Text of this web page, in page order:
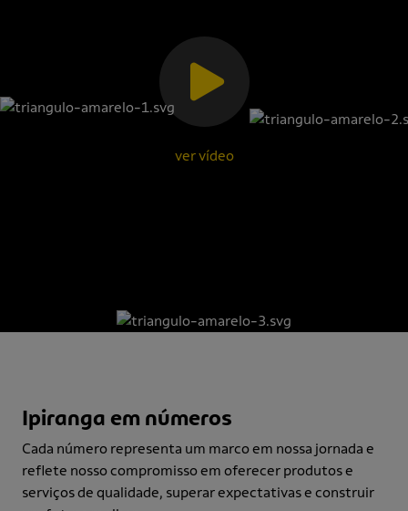
ver vídeo
Ipiranga em números
Cada número representa um marco em nossa jornada e
reflete nosso compromisso em oferecer produtos e
serviços de qualidade, superar expectativas e construir